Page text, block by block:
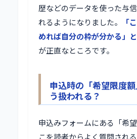
歴などのデータを使った与
れるようになりました。
「
めれば自分の枠が分かる」
が正直なところです。
申込時の「希望限度
う扱われる？
申込みフォームにある「希